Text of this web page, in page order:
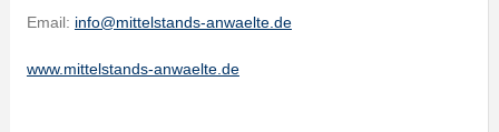
Email: info@mittelstands-anwaelte.de
www.mittelstands-anwaelte.de